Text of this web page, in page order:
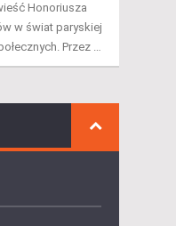
Honoriusza
w świat paryskiej
Przez …